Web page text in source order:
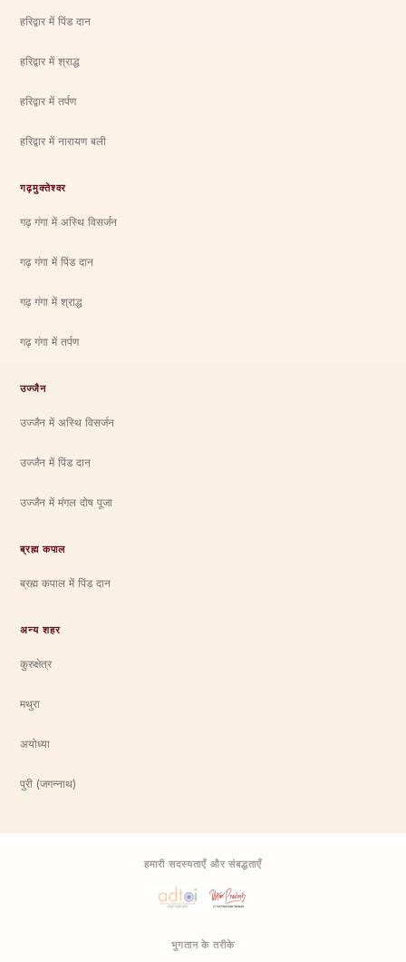
हरिद्वार में पिंड दान
हरिद्वार में श्राद्ध
हरिद्वार में तर्पण
हरिद्वार में नारायण बली
गढ़मुक्तेश्वर
गढ़ गंगा में अस्थि विसर्जन
गढ़ गंगा में पिंड दान
गढ़ गंगा में श्राद्ध
गढ़ गंगा में तर्पण
उज्जैन
उज्जैन में अस्थि विसर्जन
उज्जैन में पिंड दान
उज्जैन में मंगल दोष पूजा
ब्रह्म कपाल
ब्रह्म कपाल में पिंड दान
अन्य शहर
कुरुक्षेत्र
मथुरा
अयोध्या
पुरी (जगन्नाथ)
हमारी सदस्यताएँ और संबद्धताएँ
भुगतान के तरीके